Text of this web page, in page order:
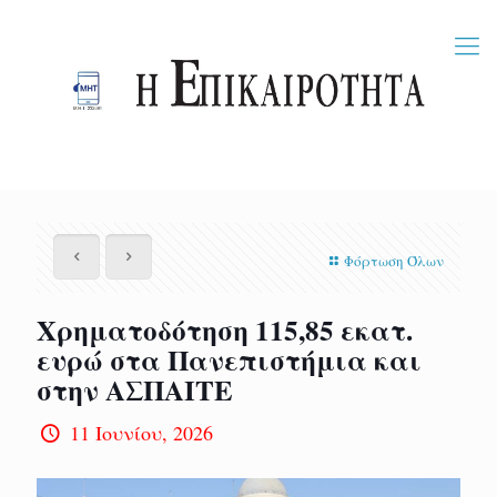
Φόρτωση Όλων
Χρηματοδότηση 115,85 εκατ.
ευρώ στα Πανεπιστήμια και
στην ΑΣΠΑΙΤΕ
11 Ιουνίου, 2026